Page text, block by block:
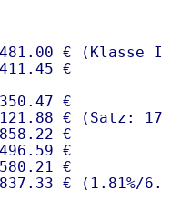
€ (Klasse I)
€
€
€ (Satz:
€
€
€
€ ( 1.81%/